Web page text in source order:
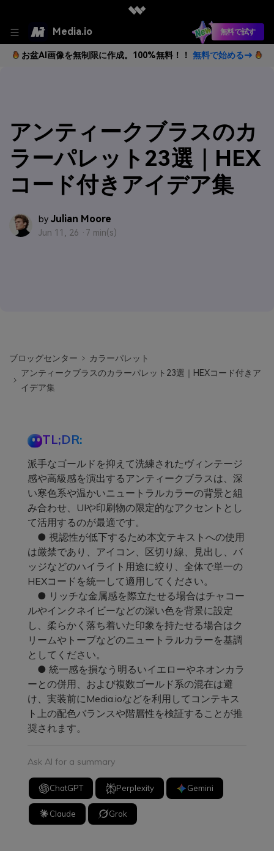
Media.io 無料で試す
お盆AI画像を無制限に作成。100%無料！！ 無料で始める→
アンティークブラスのカ
ラーパレット23選｜HEX
コード付きアイデア集
by Julian Moore
Jun 11, 26 · 7 min(s)
ブロッグセンター
カラーパレット
アンティークブラスのカラーパレット23選｜HEXコード付きア
イデア集
TL;DR:
派手なゴールドを抑えて洗練されたヴィンテージ
感や高級感を演出するアンティークブラスは、深
い寒色系や温かいニュートラルカラーの背景と組
み合わせ、UIや印刷物の限定的なアクセントとし
て活用するのが最適です。
● 視認性が低下するため本文テキストへの使用
は厳禁であり、アイコン、区切り線、見出し、バ
ッジなどのハイライト用途に絞り、全体で単一の
HEXコードを統一して適用してください。
● リッチな金属感を際立たせる場合はチャコー
ルやインクネイビーなどの深い色を背景に設定
し、柔らかく落ち着いた印象を持たせる場合はク
リームやトープなどのニュートラルカラーを基調
としてください。
● 統一感を損なう明るいイエローやネオンカラ
ーとの併用、および複数ゴールド系の混在は避
け、実装前にMedia.ioなどを利用してコンテキス
ト上の配色バランスや階層性を検証することが推
奨されます。
Ask AI for a summary
ChatGPT Perplexity Gemini
Claude Grok